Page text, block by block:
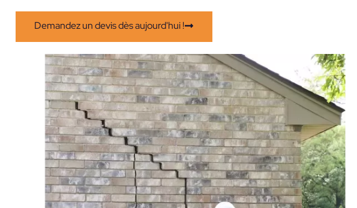
Demandez un devis dès aujourd'hui !